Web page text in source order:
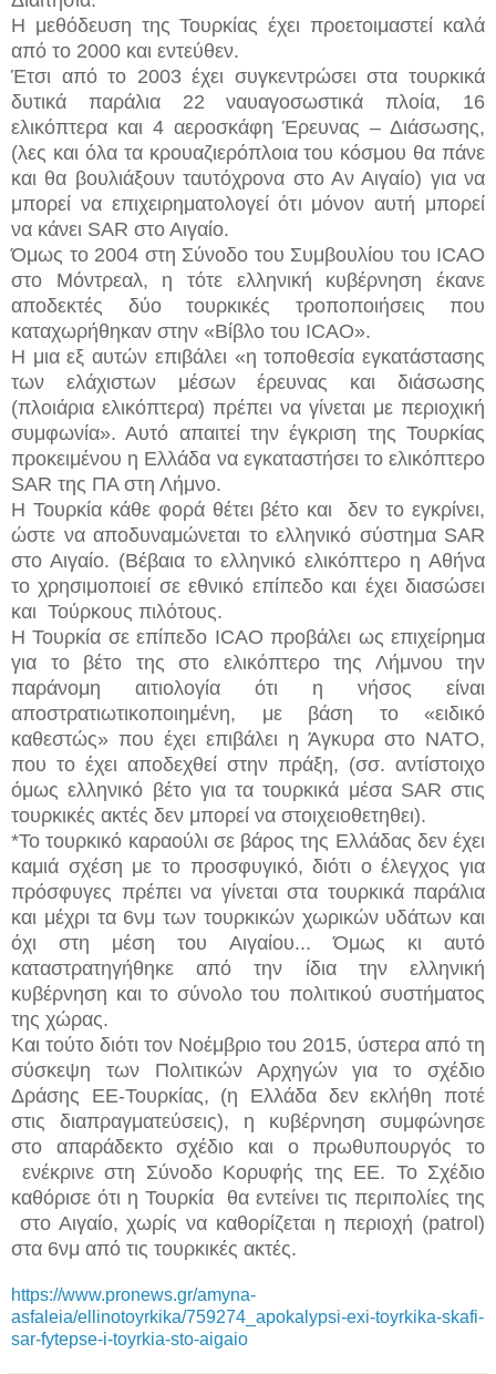
Η μεθόδευση της Τουρκίας έχει προετοιμαστεί καλά
από το 2000 και εντεύθεν.
Έτσι από το 2003 έχει συγκεντρώσει στα τουρκικά
δυτικά παράλια 22 ναυαγοσωστικά πλοία, 16
ελικόπτερα και 4 αεροσκάφη Έρευνας – Διάσωσης,
(λες και όλα τα κρουαζιερόπλοια του κόσμου θα πάνε
και θα βουλιάξουν ταυτόχρονα στο Αν Αιγαίο) για να
μπορεί να επιχειρηματολογεί ότι μόνον αυτή μπορεί
να κάνει SAR στο Αιγαίο.
Όμως το 2004 στη Σύνοδο του Συμβουλίου του ICAO
στο Μόντρεαλ, η τότε ελληνική κυβέρνηση έκανε
αποδεκτές δύο τουρκικές τροποποιήσεις που
καταχωρήθηκαν στην «Βίβλο του ICAO».
Η μια εξ αυτών επιβάλει «η τοποθεσία εγκατάστασης
των ελάχιστων μέσων έρευνας και διάσωσης
(πλοιάρια ελικόπτερα) πρέπει να γίνεται με περιοχική
συμφωνία». Αυτό απαιτεί την έγκριση της Τουρκίας
προκειμένου η Ελλάδα να εγκαταστήσει το ελικόπτερο
SAR της ΠΑ στη Λήμνο.
Η Τουρκία κάθε φορά θέτει βέτο και δεν το εγκρίνει,
ώστε να αποδυναμώνεται το ελληνικό σύστημα SAR
στο Αιγαίο. (Βέβαια το ελληνικό ελικόπτερο η Αθήνα
το χρησιμοποιεί σε εθνικό επίπεδο και έχει διασώσει
και Τούρκους πιλότους.
Η Τουρκία σε επίπεδο ICAO προβάλει ως επιχείρημα
για το βέτο της στο ελικόπτερο της Λήμνου την
παράνομη αιτιολογία ότι η νήσος είναι
αποστρατιωτικοποιημένη, με βάση το «ειδικό
καθεστώς» που έχει επιβάλει η Άγκυρα στο ΝΑΤΟ,
που το έχει αποδεχθεί στην πράξη, (σσ. αντίστοιχο
όμως ελληνικό βέτο για τα τουρκικά μέσα SAR στις
τουρκικές ακτές δεν μπορεί να στοιχειοθετηθει).
*Το τουρκικό καραούλι σε βάρος της Ελλάδας δεν έχει
καμιά σχέση με το προσφυγικό, διότι ο έλεγχος για
πρόσφυγες πρέπει να γίνεται στα τουρκικά παράλια
και μέχρι τα 6νμ των τουρκικών χωρικών υδάτων και
όχι στη μέση του Αιγαίου... Όμως κι αυτό
καταστρατηγήθηκε από την ίδια την ελληνική
κυβέρνηση και το σύνολο του πολιτικού συστήματος
της χώρας.
Και τούτο διότι τον Νοέμβριο του 2015, ύστερα από τη
σύσκεψη των Πολιτικών Αρχηγών για το σχέδιο
Δράσης ΕΕ-Τουρκίας, (η Ελλάδα δεν εκλήθη ποτέ
στις διαπραγματεύσεις), η κυβέρνηση συμφώνησε
στο απαράδεκτο σχέδιο και ο πρωθυπουργός το
ενέκρινε στη Σύνοδο Κορυφής της ΕΕ. Το Σχέδιο
καθόρισε ότι η Τουρκία θα εντείνει τις περιπολίες της
στο Αιγαίο, χωρίς να καθορίζεται η περιοχή (patrol)
στα 6νμ από τις τουρκικές ακτές.
https://www.pronews.gr/amyna-
asfaleia/ellinotoyrkika/759274_apokalypsi-exi-toyrkika-skafi-
sar-fytepse-i-toyrkia-sto-aigaio